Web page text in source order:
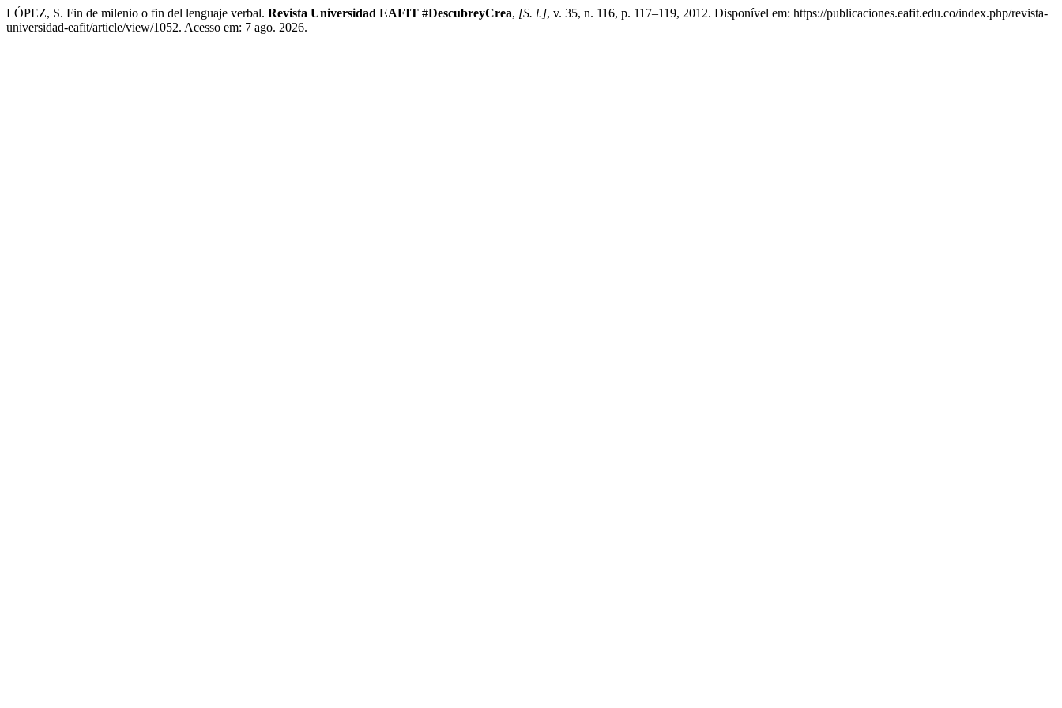
LÓPEZ, S. Fin de milenio o fin del lenguaje verbal. Revista Universidad EAFIT #DescubreyCrea, [S. l.], v. 35, n. 116, p. 117–119, 2012. Disponível em: https://publicaciones.eafit.edu.co/index.php/revista-
universidad-eafit/article/view/1052. Acesso em: 7 ago. 2026.